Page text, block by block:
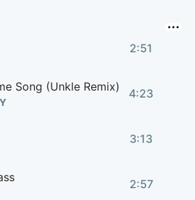
2:51
Song (Unkle Remix) 4:23
3:13
2:57